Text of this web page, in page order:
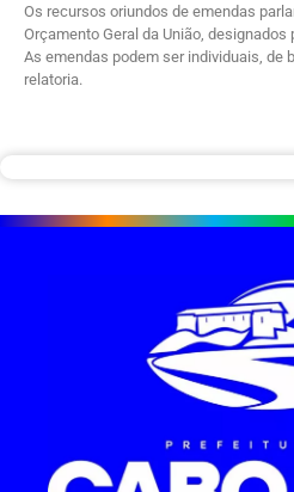
Os recursos oriundos de emendas
Orçamento Geral da União, designados
As emendas podem ser individuais, de
relatoria.